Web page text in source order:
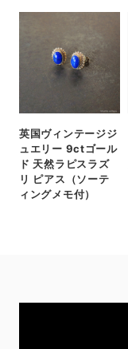
英国ヴィンテージジ
ュエリー 9ctゴール
ド 天然ラピスラズ
リ ピアス（ソーテ
ィングメモ付）